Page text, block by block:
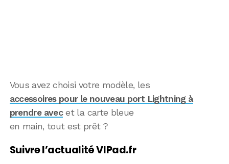
Vous avez choisi votre modèle, les
accessoires pour le nouveau port Lightning à
prendre avecet la carte bleue
en main, tout est prêt ?
Suivre l’actualité VIPad.fr